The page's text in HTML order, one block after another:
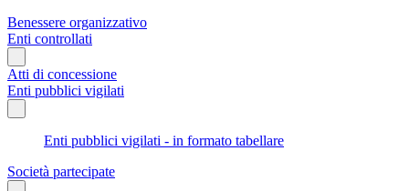
Benessere organizzativo
Enti controllati
Atti di concessione
Enti pubblici vigilati
Enti pubblici vigilati - in formato tabellare
Società partecipate